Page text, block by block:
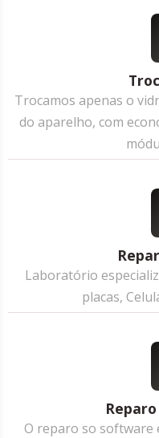
Trocamos apenas o
do aparelho, com
Laboratório
placas,
O reparo so software